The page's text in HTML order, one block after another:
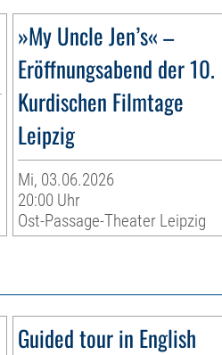
»My Uncle Jen’s« –
Eröffnungsabend der 10.
Kurdischen Filmtage
Leipzig
Mi, 03.06.2026
20:00 Uhr
Ost-Passage-Theater Leipzig
Guided tour in English